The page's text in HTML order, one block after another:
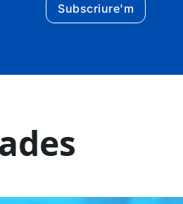
Subscriure'm